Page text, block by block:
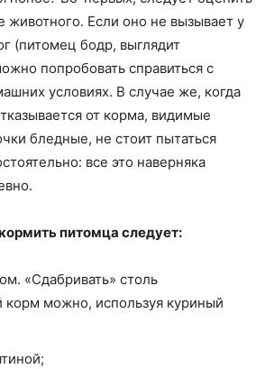
животного. Если оно не вызывает у
(питомец бодр, выглядит
попробовать справиться с
условиях. В случае же, когда
от корма, видимые
бледные, не стоит пытаться
все это наверняка
питомца следует:
«Сдабривать» столь
корм можно, используя куриный